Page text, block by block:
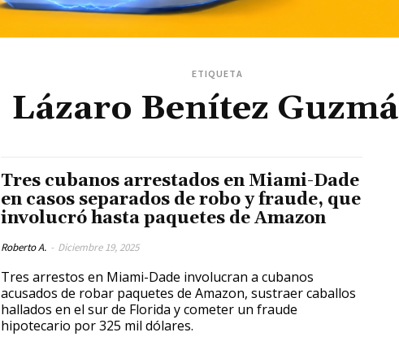
ETIQUETA
Lázaro Benítez
Tres cubanos arrestados en Miami-Dade
en casos separados de robo y fraude, que
involucró hasta paquetes de Amazon
Roberto A. - Diciembre 19, 2025
Tres arrestos en Miami-Dade involucran a cubanos
acusados de robar paquetes de Amazon, sustraer caballos
hallados en el sur de Florida y cometer un fraude
hipotecario por 325 mil dólares.